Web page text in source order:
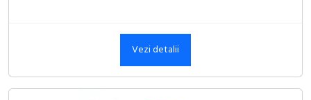
Vezi detalii